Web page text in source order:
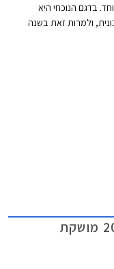
בדגם הנוכחי היא
ולמרות זאת בשנה
הונדה חושפת מתיחת
הונדה ג׳אז הייבריד החדשה 2020 מושקת